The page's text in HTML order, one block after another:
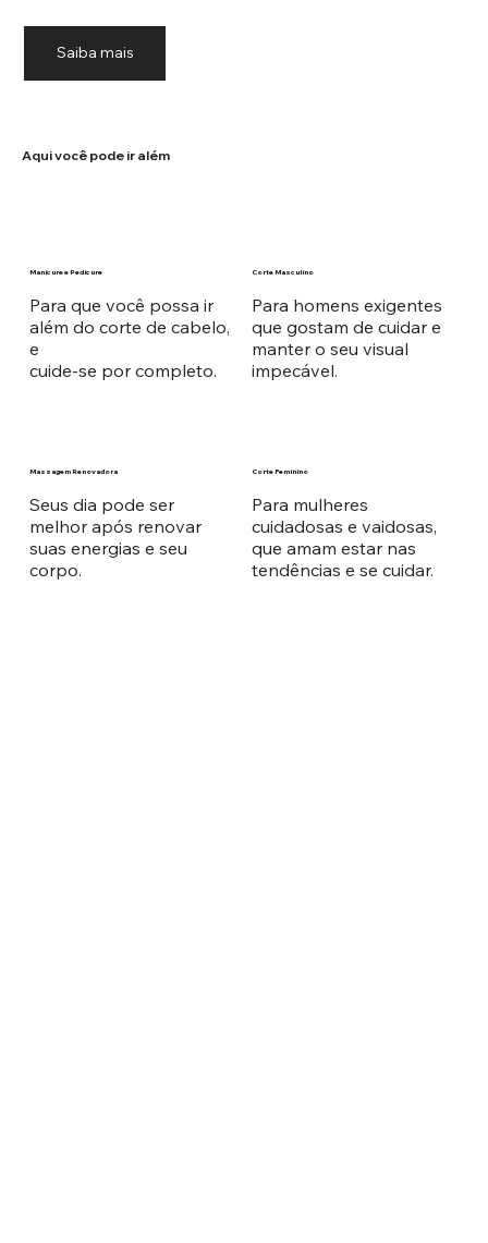
Saiba mais
Aqui você pode ir além
Para que você possa ir
além do corte de cabelo,
e
cuide-se por completo.
Manicure e Pedicure
Para homens exigentes
que gostam de cuidar e
manter o seu visual
impecável.
Corte Masculino
Seus dia pode ser
melhor após renovar
suas energias e seu
corpo.
Massagem Renovadora
Para mulheres
cuidadosas e vaidosas,
que amam estar nas
tendências e se cuidar.
Corte Feminino